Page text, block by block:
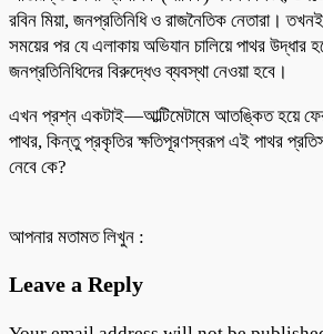
রবিন মিয়া, জনপ্রতিনিধি ও রাজনৈতিক নেতারা। তখনই
সময়ের পর যে এলাকায় অভিযান চালিয়ে পাথর উদ্ধার
জনপ্রতিনিধিদের বিরুদ্ধেও ব্যবস্থা নেওয়া হবে।
এখন প্রশ্ন একটাই—আল্টিমেটামে আতঙ্কিত হয়ে
পাথর, কিন্তু প্রকৃতির ক্ষতিপূরণস্বরূপ এই পাথর
নেবে কে?
আপনার মতামত লিখুন :
Leave a Reply